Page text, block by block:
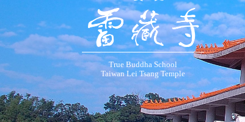
True Buddha School
Taiwan Lei Tsang Temple